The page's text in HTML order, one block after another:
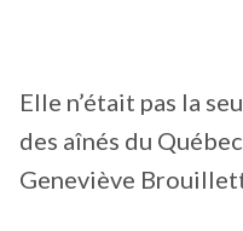
Elle n’était pas la
des aînés du
Geneviève